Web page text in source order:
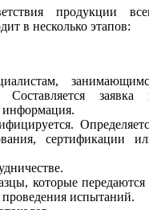
продукции
в несколько этапов:
Составляется заявка
информация.
сертификации
которые передаются
испытаний.